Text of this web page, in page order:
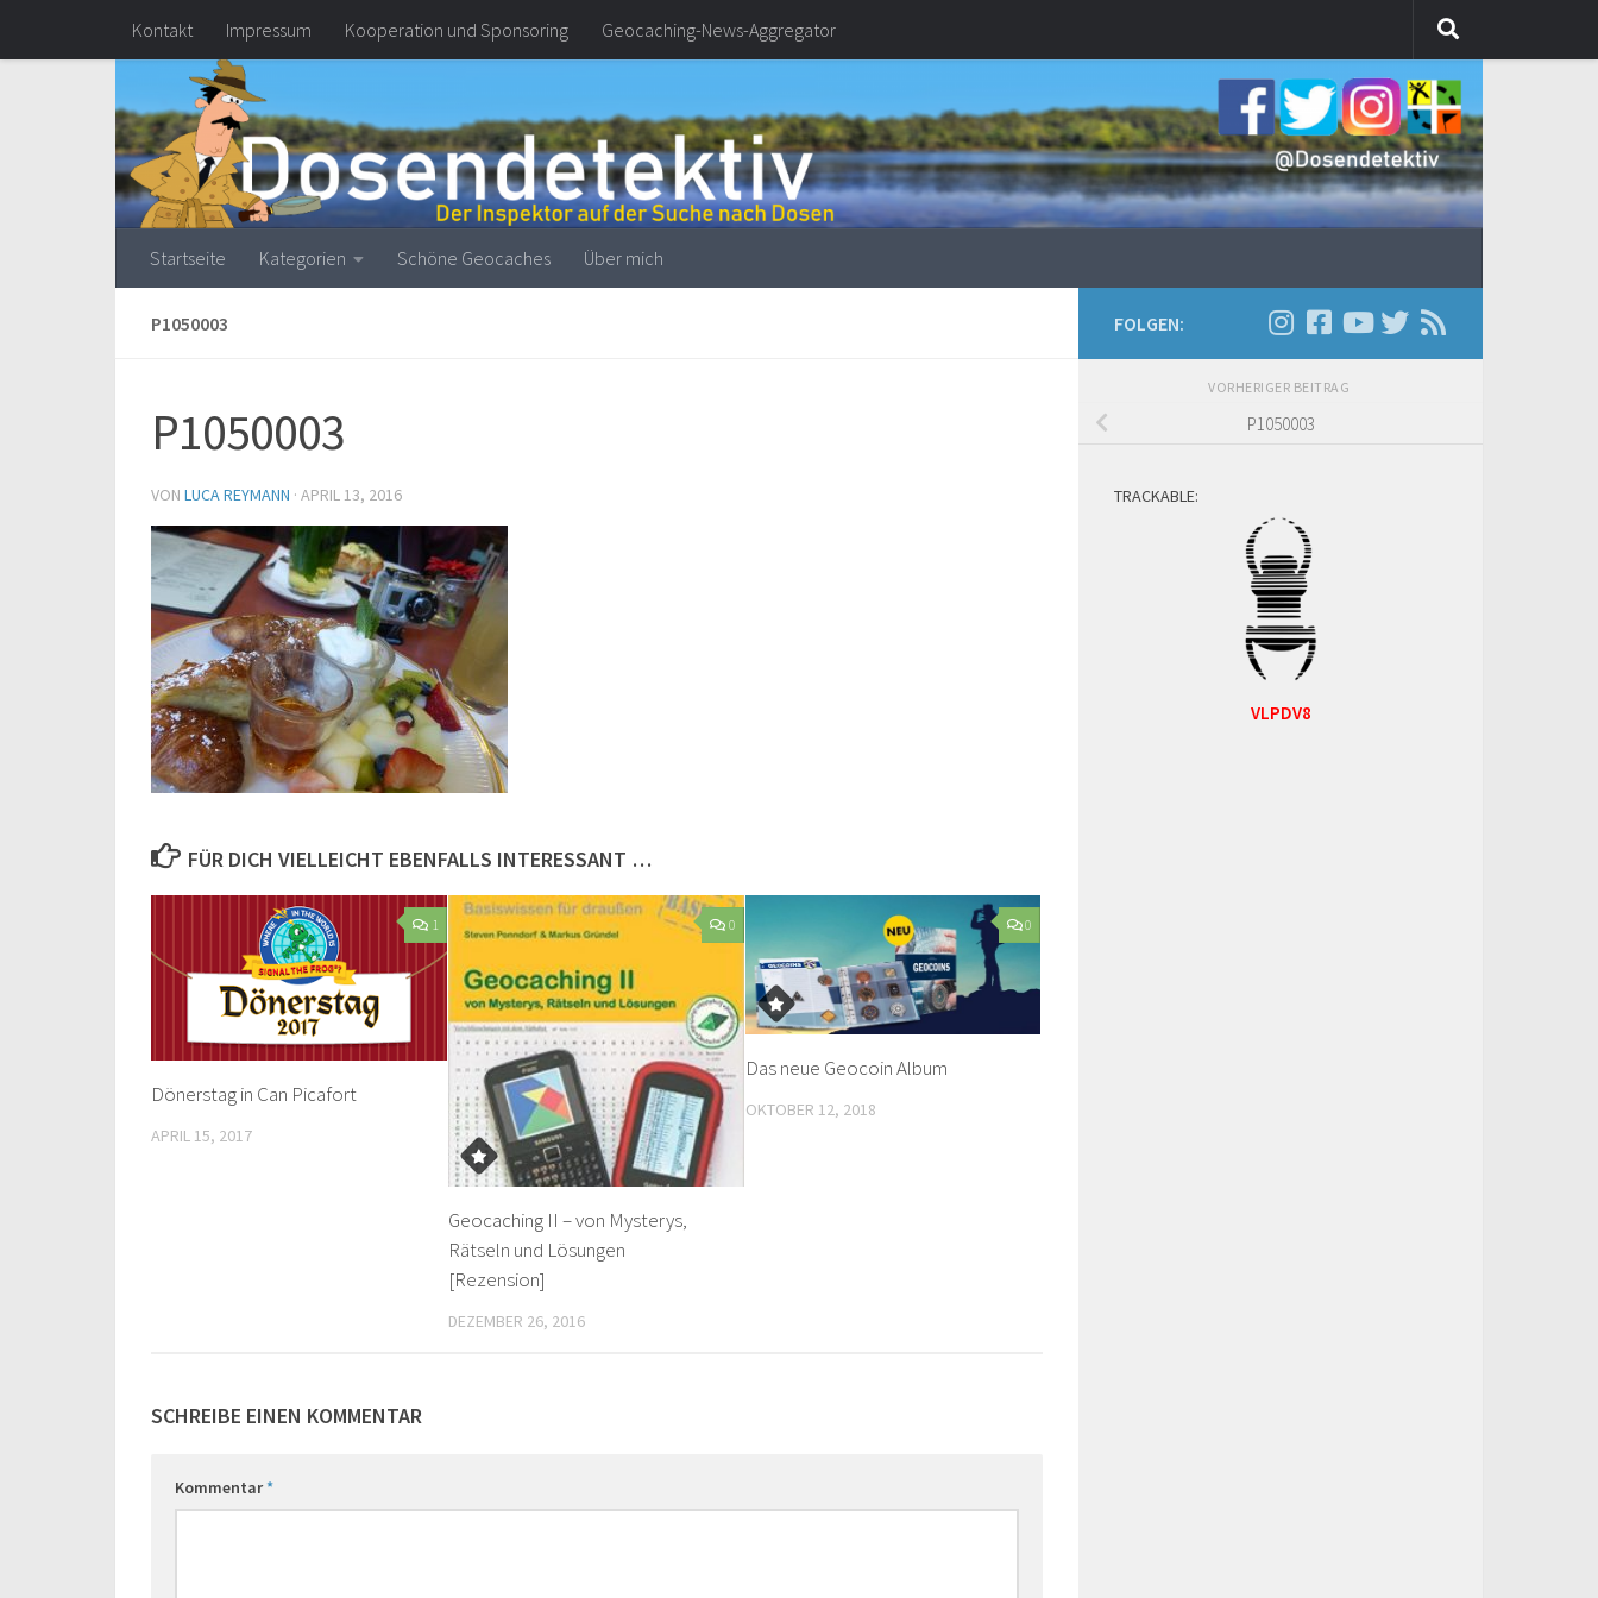
Zum Inhalt springen
Kontakt Impressum Kooperation und Sponsoring Geocaching-News-Aggregator
Startseite Kategorien Schöne Geocaches Über mich
P1050003
P1050003
VON LUCA REYMANN · APRIL 13, 2016
FÜR DICH VIELLEICHT EBENFALLS INTERESSANT …
1
Dönerstag in Can Picafort
APRIL 15, 2017
0
Geocaching II – von Mysterys,
Rätseln und Lösungen
[Rezension]
DEZEMBER 26, 2016
0
Das neue Geocoin Album
OKTOBER 12, 2018
SCHREIBE EINEN KOMMENTAR
Kommentar*
FOLGEN:
VORHERIGER BEITRAG
P1050003
TRACKABLE:
VLPDV8